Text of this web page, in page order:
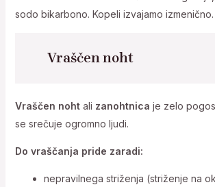
sodo bikarbono. Kopeli izvajamo izmenično.
Vraščen noht
Vraščen nohtali zanohtnica je zelo
se srečuje ogromno ljudi.
Do vraščanja pride zaradi:
nepravilnega striženja (striženje na